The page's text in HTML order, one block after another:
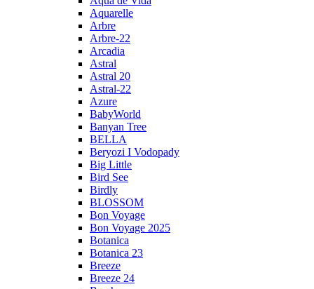
Aquarelle
Arbre
Arbre-22
Arcadia
Astral
Astral 20
Astral-22
Azure
BabyWorld
Banyan Tree
BELLA
Beryozi I Vodopady
Big Little
Bird See
Birdly
BLOSSOM
Bon Voyage
Bon Voyage 2025
Botanica
Botanica 23
Breeze
Breeze 24